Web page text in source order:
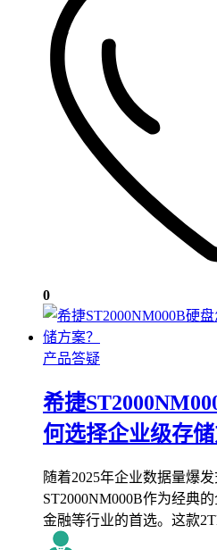
0
产品答疑
希捷
何选择企业级存储
随着2025年企业数据量爆
ST2000NM000B作为经典
金融等行业的首选。这款